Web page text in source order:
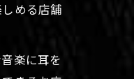
める店舗
楽に耳を